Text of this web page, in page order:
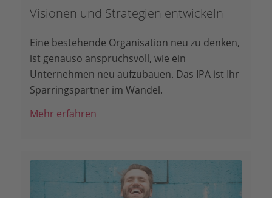
Visionen und Strategien entwickeln
Eine bestehende Organisation neu zu denken,
ist genauso anspruchsvoll, wie ein
Unternehmen neu aufzubauen. Das IPA ist Ihr
Sparringspartner im Wandel.
Mehr erfahren